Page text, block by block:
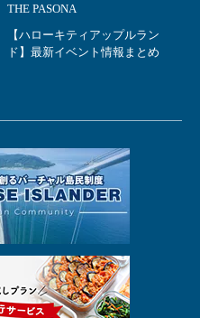
THE PASONA
【ハローキティアップルラン
ド】最新イベント情報まとめ